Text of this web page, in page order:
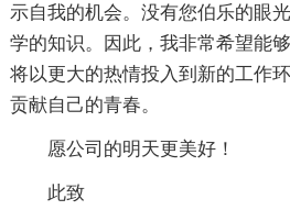
示自我的机会。没有您伯乐的眼
学的知识。因此，我非常希望能
将以更大的热情投入到新的工作
贡献自己的青春。
愿公司的明天更美好！
此致